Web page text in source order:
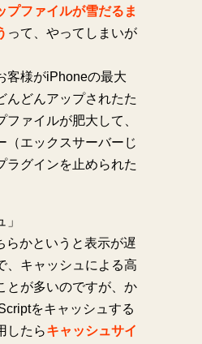
プファイルが雪だるま
って、やってしまいが
客様がiPhoneの最大
んどんアップされたた
ァイルが肥大して、
（エックスサーバーじ
ラグインを止められた
らかというと表示が遅
、キャッシュによる高
とが多いのですが、か
をキャッシュする
したらキャッシュサイ